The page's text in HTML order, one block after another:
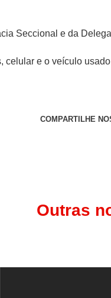
Seccional e da
celular e o veículo
COMPARTILHE
Outras